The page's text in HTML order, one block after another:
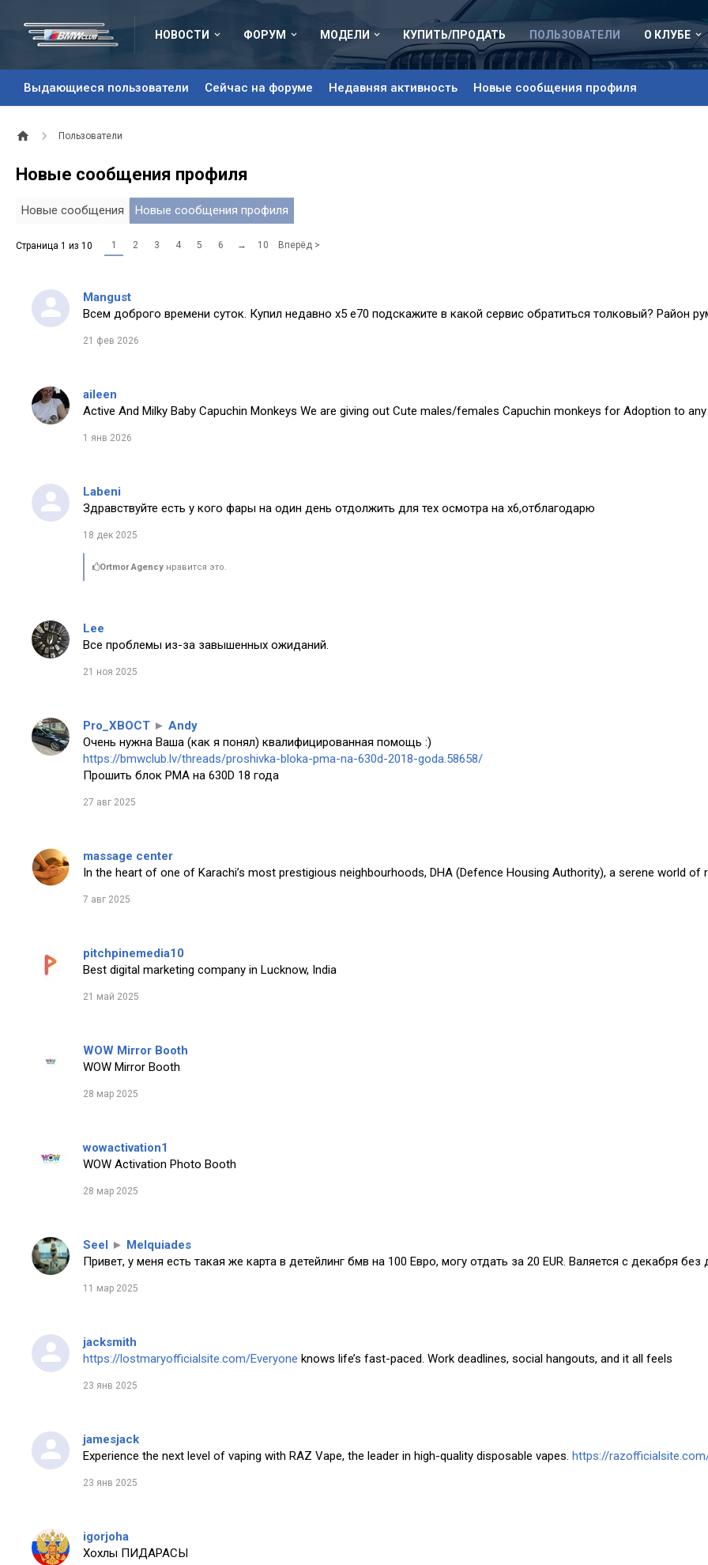
НОВОСТИ ФОРУМ МОДЕЛИ КУПИТЬ/ПРОДАТЬ ПОЛЬЗОВАТЕЛИ
Выдающиеся пользователи Сейчас на форуме Недавняя активность Новые сообщения профиля
О КЛУБЕ
Пользователи
Новые сообщения профиля
Новые сообщения Новые сообщения профиля
Страница 1 из 10 1 2 3 4 5 6 → 10 Вперёд >
Mangust
Всем доброго времени суток. Купил недавно х5 е70 подскажите в какой сервис обратиться толковый? Район
21 фев 2026
aileen
Active And Milky Baby Capuchin Monkeys We are giving out Cute males/females Capuchin monkeys for Adoption to
1 янв 2026
Labeni
Здравствуйте есть у кого фары на один день отдолжить для тех осмотра на х6,отблагодарю
18 дек 2025
Ortmor Agency нравится это.
Lee
Все проблемы из-за завышенных ожиданий.
21 ноя 2025
Pro_XBOCT ► Andy
Очень нужна Ваша (как я понял) квалифицированная помощь :)
https://bmwclub.lv/threads/proshivka-bloka-pma-na-630d-2018-goda.58658/
Прошить блок PMA на 630D 18 года
27 авг 2025
massage center
In the heart of one of Karachi’s most prestigious neighbourhoods, DHA (Defence Housing Authority), a serene world of
7 авг 2025
pitchpinemedia10
Best digital marketing company in Lucknow, India
21 май 2025
WOW Mirror Booth
WOW Mirror Booth
28 мар 2025
wowactivation1
WOW Activation Photo Booth
28 мар 2025
Seel ► Melquiades
Привет, у меня есть такая же карта в детейлинг бмв на 100 Евро, могу отдать за 20 EUR. Валяется с декабря без
11 мар 2025
jacksmith
https://lostmaryofficialsite.com/Everyone knows life’s fast-paced. Work deadlines, social hangouts, and it all feels
23 янв 2025
jamesjack
Experience the next level of vaping with RAZ Vape, the leader in high-quality disposable vapes. https://
23 янв 2025
igorjoha
Хохлы ПИДАРАСЫ